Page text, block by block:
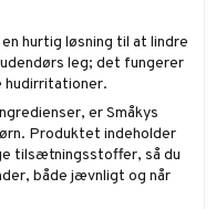
hurtig løsning til at lindre
leg; det fungerer
hudirritationer.
er Småkys
Produktet indeholder
tilsætningsstoffer, så du
både jævnligt og når